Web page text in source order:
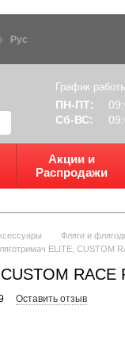
Рус
График
ПН-ПТ:
Сб-ВС:
Акции и
Распродажи
Фляги и
ELITE, CUSTOM
RACE
Оставить отзыв